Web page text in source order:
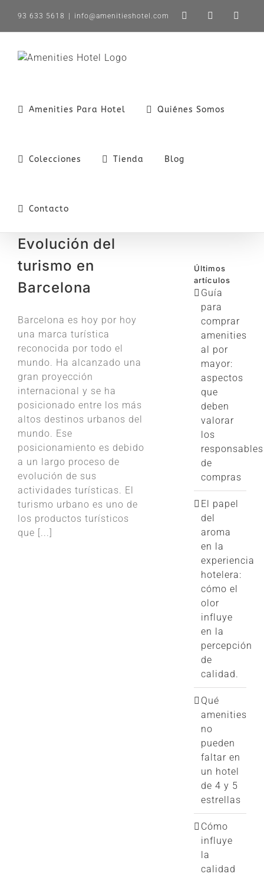
contenido
93 633 5618 info@amenitieshotel.com LinkedIn
X
Amenities Para Hotel Quiénes Somos
Colecciones Tienda Blog
Contacto
Evolución del
turismo en
Barcelona
Barcelona es hoy por hoy
una marca turística
reconocida por todo el
mundo. Ha alcanzado una
gran proyección
internacional y se ha
posicionado entre los más
altos destinos urbanos del
mundo. Ese
posicionamiento es debido
a un largo proceso de
evolución de sus
actividades turísticas. El
turismo urbano es uno de
los productos turísticos
que [...]
Últimos
artículos
Guía
para
comprar
amenities
al por
mayor:
aspectos
que
deben
valorar
los
responsables
de
compras
El papel
del
aroma
en la
experiencia
hotelera:
cómo el
olor
influye
en la
percepción
de
calidad.
Qué
amenities
no
pueden
faltar en
un hotel
de 4 y 5
estrellas
Cómo
influye
la
calidad